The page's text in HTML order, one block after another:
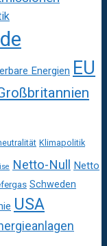
Energien EU
Klimapolitik
Netto-Null Netto
Schweden
USA